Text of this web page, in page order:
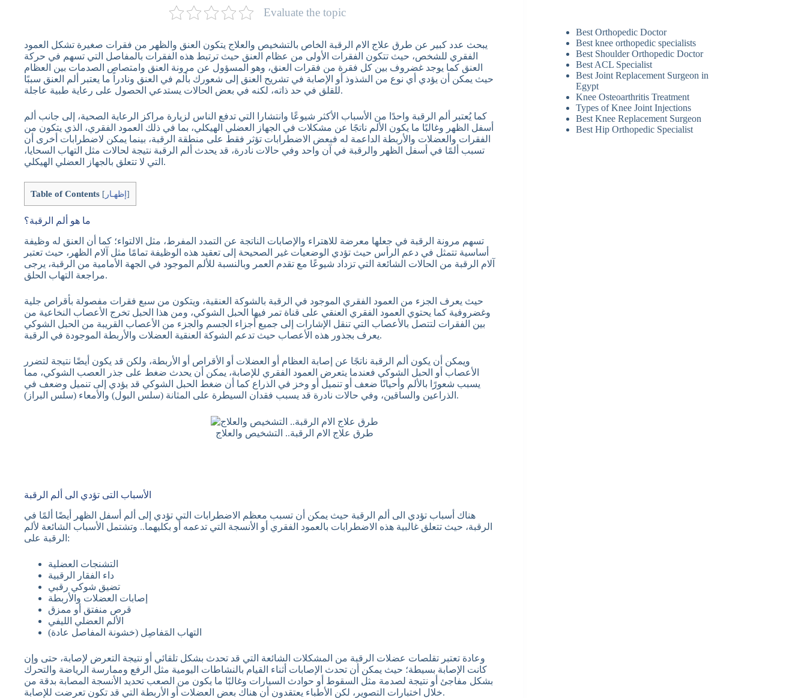
Evaluate the topic
يبحث عدد كبير عن طرق علاج الام الرقبة الخاص بالتشخيص والعلاج يتكون العنق والظهر من فقرات صغيرة تشكل العمود
الفقري للشخص، حيث تتكون الفقرات الأولى من عظام العنق حيث ترتبط هذه الفقرات بالمفاصل التي تسهم في حركة
العنق كما يوجد غضروف بين كل فقرة من فقرات العنق، وهو المسؤول عن مرونة العنق وامتصاص الصدمات بين العظام
حيث يمكن أن يؤدي أي نوع من الشذوذ أو الإصابة في تشريح العنق إلى شعورك بألم في العنق ونادراً ما يعتبر ألم العنق سببًا
للقلق في حد ذاته، لكنه في بعض الحالات يستدعي الحصول على رعاية طبية عاجلة.
كما يُعتبر ألم الرقبة واحدًا من الأسباب الأكثر شيوعًا وانتشارا التي تدفع الناس لزيارة مراكز الرعاية الصحية، إلى جانب ألم
أسفل الظهر وغالبًا ما يكون الألم ناتجًا عن مشكلات في الجهاز العضلي الهيكلي، بما في ذلك العمود الفقري، الذي يتكون من
الفقرات والعضلات والأربطة الداعمة له فبعض الاضطرابات تؤثر فقط على منطقة الرقبة، بينما يمكن لاضطرابات أخرى أن
تسبب ألمًا في أسفل الظهر والرقبة في آن واحد وفي حالات نادرة، قد يحدث ألم الرقبة نتيجة لحالات مثل التهاب السحايا،
التي لا تتعلق بالجهاز العضلي الهيكلي.
Table of Contents [ إظهـار ]
ما هو ألم الرقبة؟
تسهم مرونة الرقبة في جعلها معرضة للاهتراء والإصابات الناتجة عن التمدد المفرط، مثل الالتواء؛ كما أن العنق له وظيفة
أساسية تتمثل في دعم الرأس حيث تؤدي الوضعيات غير الصحيحة إلى تعقيد هذه الوظيفة تمامًا مثل آلام الظهر، حيث تعتبر
آلام الرقبة من الحالات الشائعة التي تزداد شيوعًا مع تقدم العمر وبالنسبة للألم الموجود في الجهة الأمامية من الرقبة، يرجى
مراجعة التهاب الحلق.
حيث يعرف الجزء من العمود الفقري الموجود في الرقبة بالشوكة العنقية، ويتكون من سبع فقرات مفصولة بأقراص جلية
وغضروفية كما يحتوي العمود الفقري العنقي على قناة تمر فيها الحبل الشوكي، ومن هذا الحبل تخرج الأعصاب النخاعية من
بين الفقرات لتتصل بالأعصاب التي تنقل الإشارات إلى جميع أجزاء الجسم والجزء من الأعصاب القريبة من الحبل الشوكي
يعرف بجذور هذه الأعصاب حيث تدعم الشوكة العنقية العضلات والأربطة الموجودة في الرقبة.
ويمكن أن يكون ألم الرقبة ناتجًا عن إصابة العظام أو العضلات أو الأقراص أو الأربطة، ولكن قد يكون أيضًا نتيجة لتضرر
الأعصاب أو الحبل الشوكي فعندما يتعرض العمود الفقري للإصابة، يمكن أن يحدث ضغط على جذر العصب الشوكي، مما
يسبب شعورًا بالألم وأحيانًا ضعف أو تنميل أو وخز في الذراع كما أن ضغط الحبل الشوكي قد يؤدي إلى تنميل وضعف في
الذراعين والساقين، وفي حالات نادرة قد يسبب فقدان السيطرة على المثانة (سلس البول) والأمعاء (سلس البراز).
طرق علاج الام الرقبة.. التشخيص والعلاج
الأسباب التى تؤدي الى ألم الرقبة
هناك أسباب تؤدي الى ألم الرقبة حيث يمكن أن تسبب معظم الاضطرابات التي تؤدي إلى ألم أسفل الظهر أيضًا ألمًا في
الرقبة، حيث تتعلق غالبية هذه الاضطرابات بالعمود الفقري أو الأنسجة التي تدعمه أو بكليهما.. وتشتمل الأسباب الشائعة لألم
الرقبة على:
التشنجات العضلية
داء الفقار الرقبية
تضيق شوكي رقبي
إصابات العضلات والأربطة
قرص منفتق أو ممزق
الألم العضلي الليفي
التهاب المَفاصِل (خشونة المفاصل عادة)
وعادة تعتبر تقلصات عضلات الرقبة من المشكلات الشائعة التي قد تحدث بشكل تلقائي أو نتيجة التعرض لإصابة، حتى وإن
كانت الإصابة بسيطة؛ حيث يمكن أن تحدث الإصابات أثناء القيام بالنشاطات اليومية مثل الرفع وممارسة الرياضة والتحرك
بشكل مفاجئ أو نتيجة لصدمة مثل السقوط أو حوادث السيارات وغالبًا ما يكون من الصعب تحديد الأنسجة المصابة بدقة من
خلال اختبارات التصوير، لكن الأطباء يعتقدون أن هناك بعض العضلات أو الأربطة التي قد تكون تعرضت للإصابة.
Best Orthopedic Doctor
Best knee orthopedic specialists
Best Shoulder Orthopedic Doctor
Best ACL Specialist
Best Joint Replacement Surgeon in
Egypt
Knee Osteoarthritis Treatment
Types of Knee Joint Injections
Best Knee Replacement Surgeon
Best Hip Orthopedic Specialist